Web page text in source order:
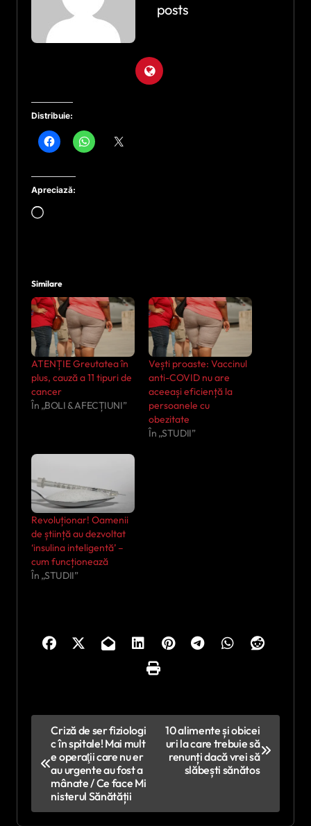
posts
Distribuie:
Apreciază:
Încarc...
Similare
ATENȚIE Greutatea în
plus, cauză a 11 tipuri de
cancer
În „BOLI & AFECȚIUNI”
Vești proaste: Vaccinul
anti-COVID nu are
aceeași eficiență la
persoanele cu
obezitate
În „STUDII”
Revoluționar! Oamenii
de știință au dezvoltat
‘insulina inteligentă’ –
cum funcționează
În „STUDII”
g
Criză de ser fiziologi
c în spitale! Mai mult
e operaţii care nu er
au urgente au fost a
mânate / Ce face Mi
nisterul Sănătății
10 alimente și obicei
uri la care trebuie să
renunți dacă vrei să
slăbești sănătos